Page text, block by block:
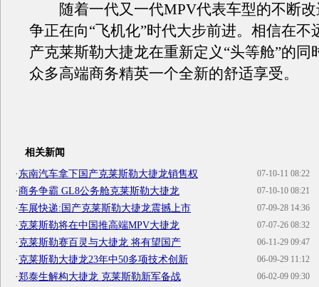
随着一代又一代MPV代表车型的不断改
争正在向“飞机化”时代大步前进。相信在不
产克莱斯勒大捷龙在重新定义“头等舱”的同
众多高端商务精英一个全新的舒适享受。
相关新闻
07-10-11 08:22
·东南汽车拿下国产克莱斯勒大捷龙销售权
07-10-10 08:21
·商务争霸 GL8公务舱克莱斯勒大捷龙
07-09-28 14:36
·车展快递:国产克莱斯勒大捷龙震撼上市
07-07-26 08:32
·克莱斯勒将在中国推高端MPV大捷龙
06-11-29 09:47
·克莱斯勒赛百灵与大捷龙 将有望国产
06-09-29 11:12
·克莱斯勒大捷龙23年中50多项技术创新
06-02-09 09:30
·郑泰生解构大捷龙 克莱斯勒新军备战